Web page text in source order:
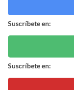
Suscríbete en:
Suscríbete en: